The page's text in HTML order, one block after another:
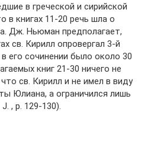
в греческой и сирийской
в книгах 11-20 речь шла о
Дж. Ньюман предполагает,
св. Кирилл опровергал 3-й
его сочинении было около 30
книг 21-30 ничего не
св. Кирилл и не имел в виду
Юлиана, а ограничился лишь
, р. 129-130).